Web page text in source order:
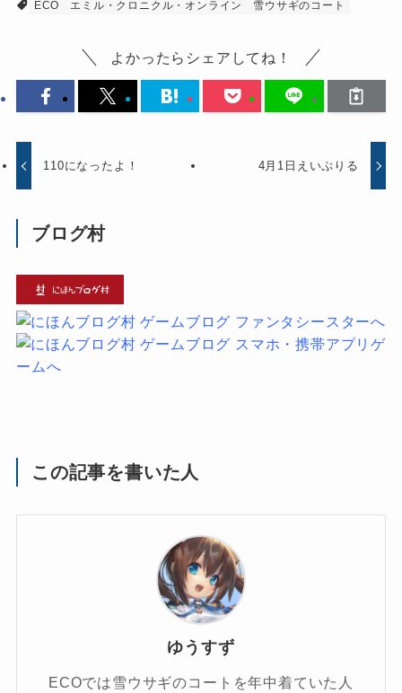
ECO エミル・クロニクル・オンライン 雪ウサギのコート
よかったらシェアしてね！
110になったよ！ 4月1日えいぷりる
ブログ村
この記事を書いた人
ゆうすず
ECOでは雪ウサギのコートを年中着ていた人